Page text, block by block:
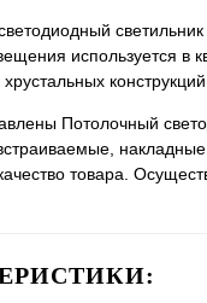
используется
хрустальных
Потолочный
товара.